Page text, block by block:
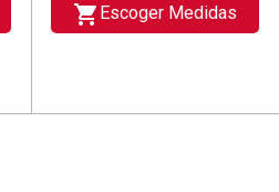
shopping_cart Escoger Medidas